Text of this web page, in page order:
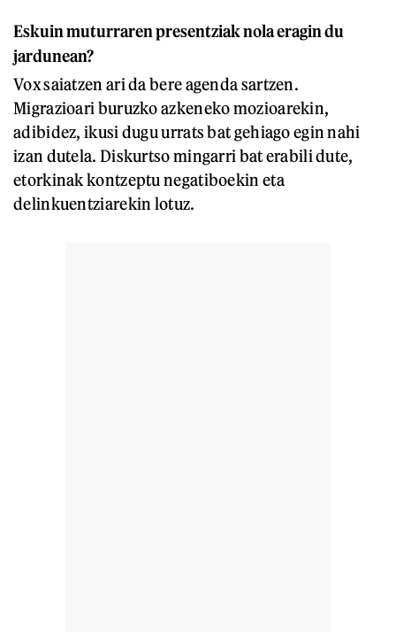
Eskuin muturraren presentziak nola eragin du
jardunean?
Vox saiatzen ari da bere agenda sartzen.
Migrazioari buruzko azkeneko mozioarekin,
adibidez, ikusi dugu urrats bat gehiago egin nahi
izan dutela. Diskurtso mingarri bat erabili dute,
etorkinak kontzeptu negatiboekin eta
delinkuentziarekin lotuz.